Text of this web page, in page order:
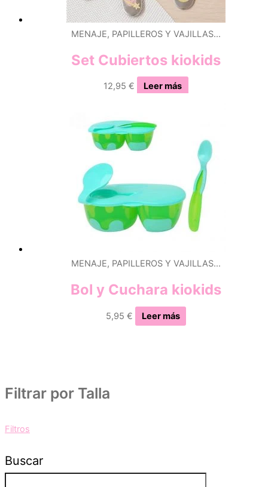
Filtrar por Talla
Filtros
Buscar
MENAJE, PAPILLEROS Y VAJILLAS…
Set Cubiertos kiokids
12,95€ Leer más
MENAJE, PAPILLEROS Y VAJILLAS…
Bol y Cuchara kiokids
5,95 € Leer más